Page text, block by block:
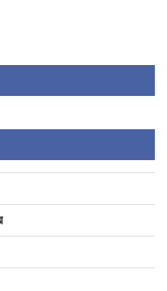
পৌঁছেছেন প্রধানমন্ত্রী